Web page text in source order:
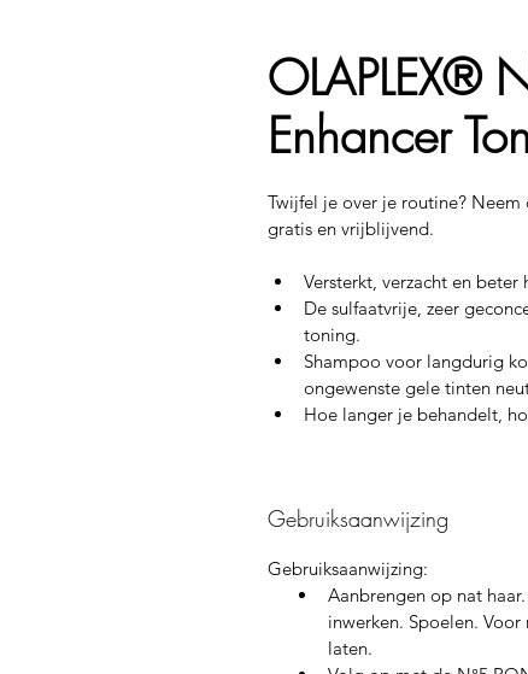
OLAPLEX®
Enhancer
Twijfel je over je routine?
gratis en vrijblijvend.
Versterkt, verzacht en beter
De sulfaatvrije, zeer
toning.
Shampoo voor langdurig
ongewenste gele tinten
Hoe langer je behandelt,
Gebruiksaanwijzing
Gebruiksaanwijzing:
Aanbrengen op nat
inwerken. Spoelen.
laten.